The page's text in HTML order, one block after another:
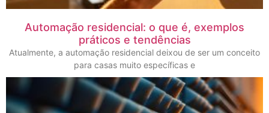
Automação residencial: o que é, exemplos
práticos e tendências
Atualmente, a automação residencial deixou de ser um conceito
para casas muito específicas e